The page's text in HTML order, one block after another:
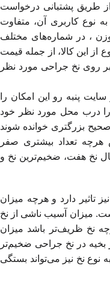
طریق پشتبانی درخواست
نوع کاربری آن، متفاوت
، در شماره‌های مختلف
از این کالا، از جمله قیمت
روی نخ جراحی مورد نظر
پنبه رو این امکان را
درب محل مورد نظر خود
بزرگتری خوانده شوند
تعداد بیشتری صفر
نخ هفت، ضخیم‌ترین نخ و
تاثیر دارد و هرچه میزان
میزان آسیب ناشی از نخ
نخ ظریف‌تر باشد میزان
در نخ جراحی ضخیم‌تر
نوع نخ نیز می‌تواند بستگی